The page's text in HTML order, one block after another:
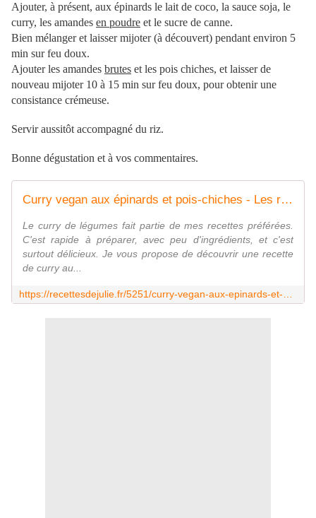
Ajouter, à présent, aux épinards le lait de coco, la sauce soja, le
curry, les amandes en poudre et le sucre de canne.
Bien mélanger et laisser mijoter (à découvert) pendant environ 5
min sur feu doux.
Ajouter les amandes brutes et les pois chiches, et laisser de
nouveau mijoter 10 à 15 min sur feu doux, pour obtenir une
consistance crémeuse.
Servir aussitôt accompagné du riz.
Bonne dégustation et à vos commentaires.
Curry vegan aux épinards et pois-chiches - Les recettes de Julie Gri
Le curry de légumes fait partie de mes recettes préférées.
C'est rapide à préparer, avec peu d'ingrédients, et c'est
surtout délicieux. Je vous propose de découvrir une recette
de curry au...